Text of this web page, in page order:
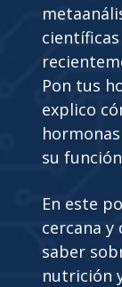
Pon tus
explico
su
En este
cercana y
saber
nutrición